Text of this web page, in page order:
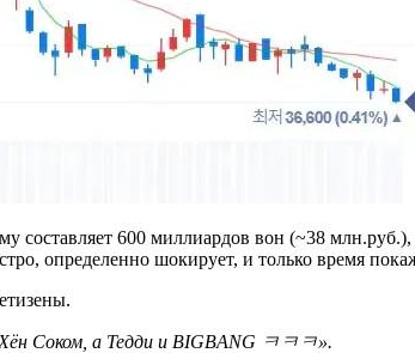
600 миллиардов вон (~38
определенно шокирует, и только время
Соком, а Тедди и BIGBANG ㅋㅋㅋ».